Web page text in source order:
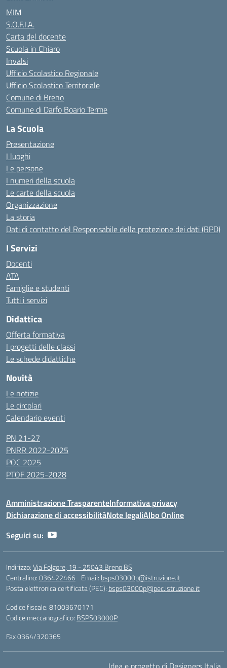
MIM
S.O.F.I.A.
Carta del docente
Scuola in Chiaro
Invalsi
Ufficio Scolastico Regionale
Ufficio Scolastico Territoriale
Comune di Breno
Comune di Darfo Boario Terme
La Scuola
Presentazione
I luoghi
Le persone
I numeri della scuola
Le carte della scuola
Organizzazione
La storia
Dati di contatto del Responsabile della protezione dei dati (RPD)
I Servizi
Docenti
ATA
Famiglie e studenti
Tutti i servizi
Didattica
Offerta formativa
I progetti delle classi
Le schede didattiche
Novità
Le notizie
Le circolari
Calendario eventi
PN 21-27
PNRR 2022-2025
POC 2025
PTOF 2025-2028
Amministrazione TrasparenteInformativa privacy
Dichiarazione di accessibilitàNote legaliAlbo Online
Seguici su:
Indirizzo:Via Folgore, 19 - 25043 Breno BS
Centralino:036422466 Email: bsps03000p@istruzione.it
Posta elettronica certificata (PEC): bsps03000p@pec.istruzione.it
Codice fiscale: 81003670171
Codice meccanografico: BSPS03000P
Fax 0364/320365